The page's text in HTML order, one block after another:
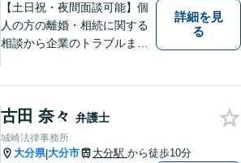
【土日祝・夜間面談可能】個
人の方の離婚・相続に関する
相談から企業のトラブルまで
詳細を見
る
古田 奈々 弁護士
城崎法律事務所
大分県|大分市 大分駅 から徒歩10分